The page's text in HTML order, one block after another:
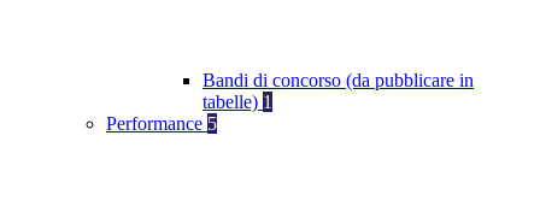
Bandi di concorso (da pubblicare in
tabelle) 1
Performance 5